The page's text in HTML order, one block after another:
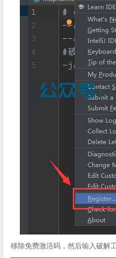
移除免费激活码，然后输入破解